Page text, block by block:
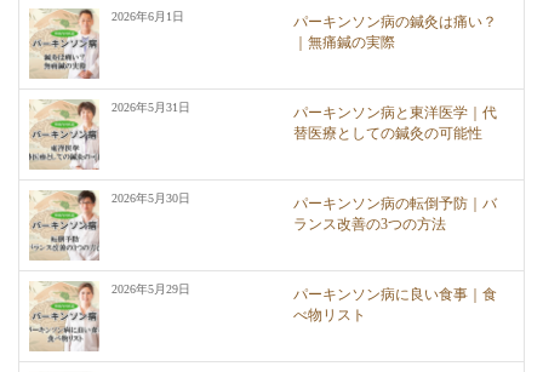
2026年6月1日
パーキンソン病の鍼灸は痛い？
｜無痛鍼の実際
2026年5月31日
パーキンソン病と東洋医学｜代
替医療としての鍼灸の可能性
2026年5月30日
パーキンソン病の転倒予防｜バ
ランス改善の3つの方法
2026年5月29日
パーキンソン病に良い食事｜食
べ物リスト